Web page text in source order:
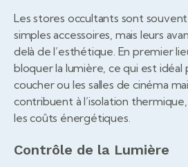
Les stores occultants sont
simples accessoires, mais leurs
delà de l’esthétique. En premier
bloquer la lumière, ce qui est idéal
coucher ou les salles de cinéma
contribuent à l’isolation
les coûts énergétiques.
Contrôle de la Lumière